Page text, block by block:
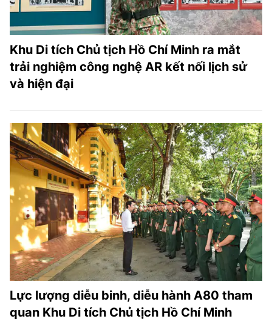
Khu Di tích Chủ tịch Hồ Chí Minh ra mắt
trải nghiệm công nghệ AR kết nối lịch sử
và hiện đại
Lực lượng diễu binh, diễu hành A80 tham
quan Khu Di tích Chủ tịch Hồ Chí Minh